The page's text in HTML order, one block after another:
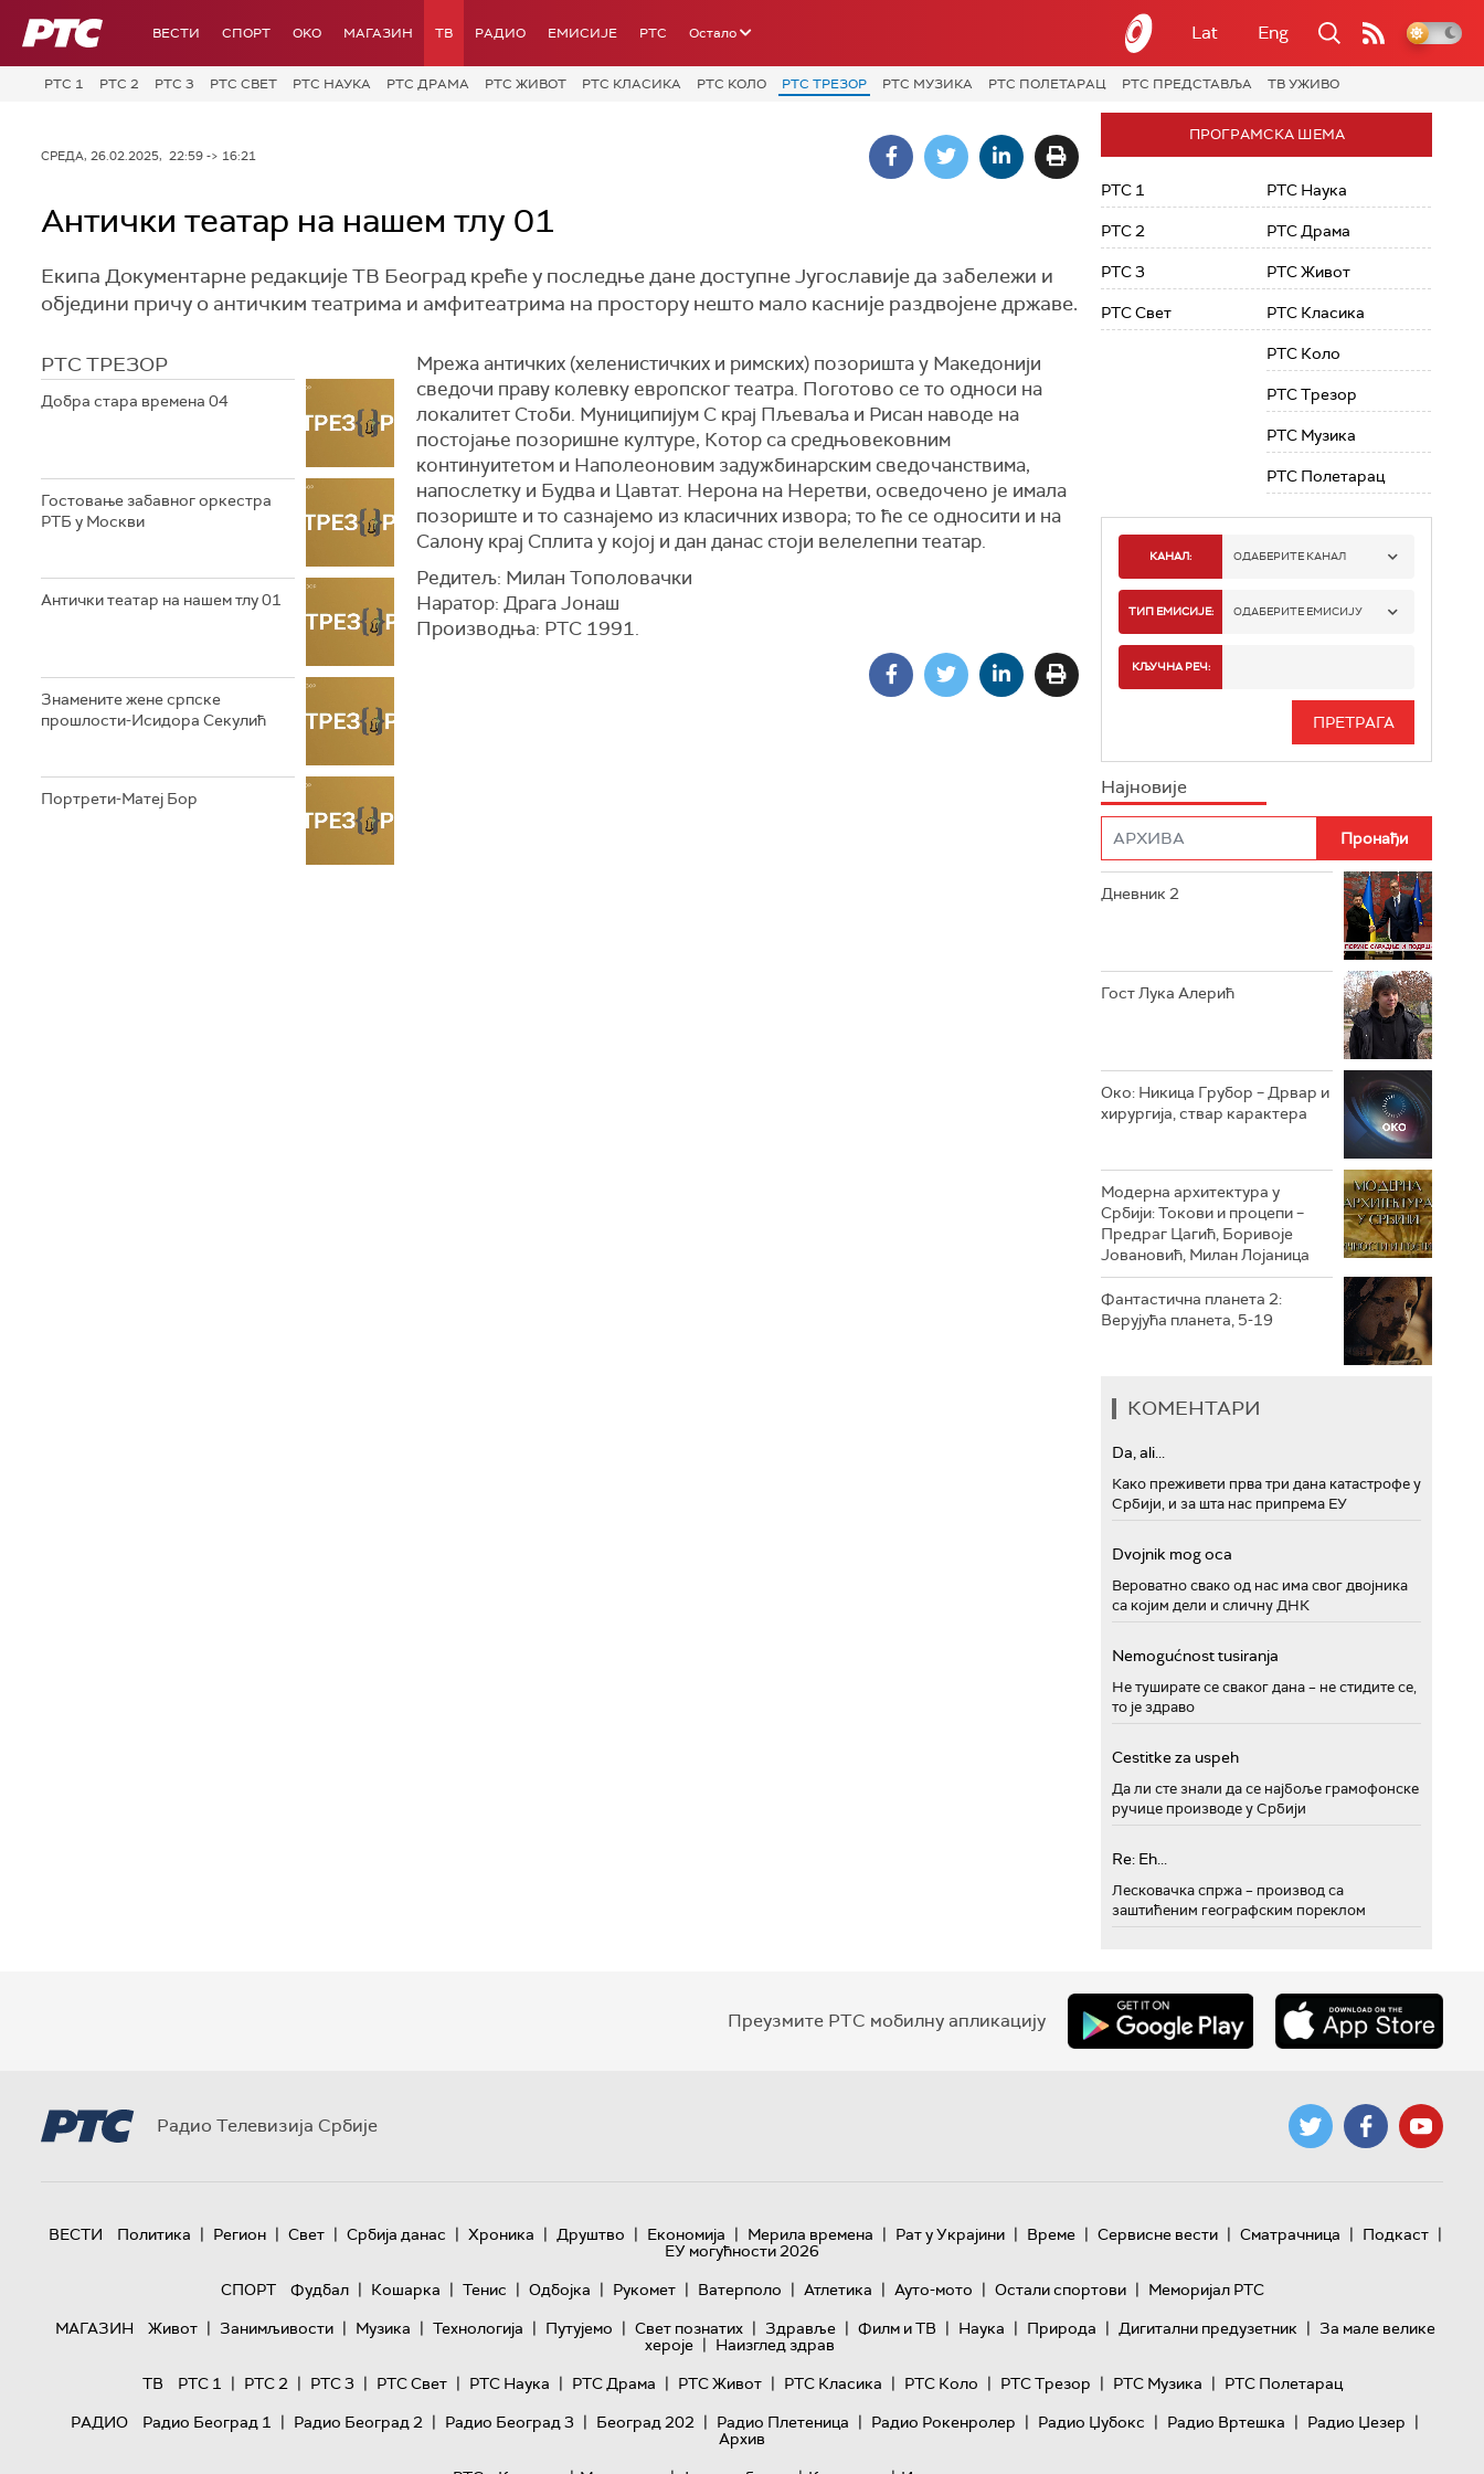
РТС ВЕСТИ СПОРТ OKO МАГАЗИН ТВ РАДИО ЕМИСИЈЕ РТС Остало Lat Eng
РТС 1 РТС 2 РТС 3 РТС СВЕТ РТС НАУКА РТС ДРАМА РТС ЖИВОТ РТС КЛАСИКА РТС КОЛО РТС ТРЕЗОР РТС МУЗИКА РТС ПОЛЕТАРАЦ РТС ПРЕДСТАВЉА ТВ УЖИВО
СРЕДА, 26.02.2025, 22:59 -> 16:21
Антички театар на нашем тлу 01
Екипа Документарне редакције ТВ Београд креће у последње дане доступне Југославије да забележи и
обједини причу о античким театрима и амфитеатрима на простору нешто мало касније раздвојене државе.
РТС ТРЕЗОР
Добра стара времена 04
Гостовање забавног оркестра
РТБ у Москви
Антички театар на нашем тлу 01
Знамените жене српске
прошлости-Исидора Секулић
Портрети-Матеј Бор
Мрежа античких (хеленистичких и римских) позоришта у Македонији
сведочи праву колевку европског театра. Поготово се то односи на
локалитет Стоби. Муниципијум С крај Пљеваља и Рисан наводе на
постојање позоришне културе, Котор са средњовековним
континуитетом и Наполеоновим задужбинарским сведочанствима,
напослетку и Будва и Цавтат. Нерона на Неретви, осведочено је имала
позориште и то сазнајемо из класичних извора; то ће се односити и на
Салону крај Сплита у којој и дан данас стоји велелепни театар.
Редитељ: Милан Тополовачки
Наратор: Драга Јонаш
Производња: РТС 1991.
ПРОГРАМСКА ШЕМА
РТС 1
РТС 2
РТС 3
РТС Свет
РТС Наука
РТС Драма
РТС Живот
РТС Класика
РТС Коло
РТС Трезор
РТС Музика
РТС Полетарац
КАНАЛ: ОДАБЕРИТЕ КАНАЛ
РТС 1
РТС 3
РТС КЛАСИКА
РТС ТРЕЗОР
РТС ПОЛЕТАРАЦ
ТИП ЕМИСИЈЕ: ОДАБЕРИТЕ ЕМИСИЈУ
КЉУЧНА РЕЧ:
Најновије
Дневник 2
Гост Лука Алерић
Око: Никица Грубор – Дрвар и
хирургија, ствар карактера
Модерна архитектура у
Србији: Токови и процепи –
Предраг Цагић, Боривоје
Јовановић, Милан Лојаница
Фантастична планета 2:
Верујућа планета, 5-19
КОМЕНТАРИ
Da, ali...
Како преживети прва три дана катастрофе у
Србији, и за шта нас припрема ЕУ
Dvojnik mog oca
Вероватно свако од нас има свог двојника
са којим дели и сличну ДНК
Nemogućnost tusiranja
Не туширате се сваког дана – не стидите се,
то је здраво
Cestitke za uspeh
Да ли сте знали да се најбоље грамофонске
ручице производе у Србији
Re: Eh...
Лесковачка спржа – производ са
заштићеним географским пореклом
Преузмите РТС мобилну апликацију
Радио Телевизија Србије
ВЕСТИ Политика | Регион | Свет | Србија данас | Хроника | Друштво | Економија | Мерила времена | Рат у Украјини | Време | Сервисне вести | Сматрачница | Подкаст |
ЕУ могућности 2026
СПОРТ
Фудбал | Кошарка | Тенис | Одбојка | Рукомет | Ватерполо | Атлетика | Ауто-мото | Остали спортови | Меморијал РТС
МАГАЗИН
Живот | Занимљивости | Музика | Технологијa | Путујемо | Свет познатих | Здравље | Филм и ТВ | Наука | Природа | Дигитални предузетник | За мале велике
хероје | Наизглед здрав
ТВ
РТС 1 | РТС 2 | РТС 3 | РТС Свет | РТС Наука | РТС Драма | РТС Живот | РТС Класика | РТС Коло | РТС Трезор | РТС Музика | РТС Полетарац
РАДИО
Радио Београд 1 | Радио Београд 2 | Радио Београд 3 | Београд 202 | Радио Плетеница | Радио Рокенролер | Радио Џубокс | Радио Вртешка | Радио Џезер |
Архив